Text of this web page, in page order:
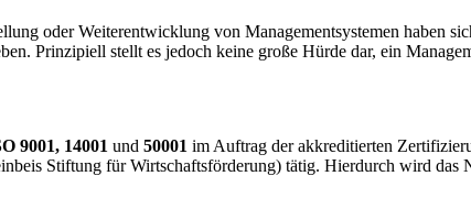
oder Weiterentwicklung von Managementsystemen haben
Prinzipiell stellt es jedoch keine große Hürde dar, ein
9001, 14001 und 50001 im Auftrag der akkreditierten
Stiftung für Wirtschaftsförderung) tätig. Hierdurch wird